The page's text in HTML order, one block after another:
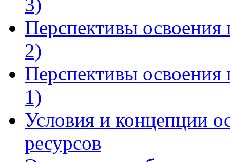
Перспективы освоения
2)
Перспективы освоения
1)
Условия и концепции
ресурсов